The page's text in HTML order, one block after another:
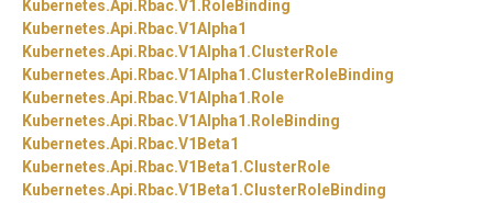
Kubernetes.Api. Rbac.V1. RoleBinding
Kubernetes.Api. Rbac.V1Alpha1
Kubernetes.Api. Rbac.V1Alpha1.ClusterRole
Kubernetes.Api. Rbac.V1Alpha1.ClusterRoleBinding
Kubernetes.Api. Rbac.V1Alpha1. Role
Kubernetes.Api. Rbac.V1Alpha1. RoleBinding
Kubernetes.Api. Rbac.V1Beta1
Kubernetes.Api. Rbac.V1Beta1.ClusterRole
Kubernetes.Api. Rbac.V1Beta1.ClusterRoleBinding